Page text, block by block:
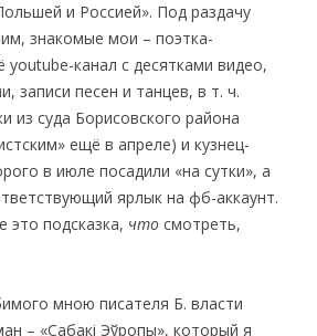
и Россией». Под раздачу
знакомые мои – поэтка-
youtube-канал с десятками видео,
записи песен и танцев, в т. ч.
из суда Борисовского района
ещё в апреле) и кузнец-
в июле посадили «на сутки», а
ярлык на фб-аккаунт.
это подсказка, что смотреть,
мною писателя Б. власти
– «Сабакі Эўропы», который я